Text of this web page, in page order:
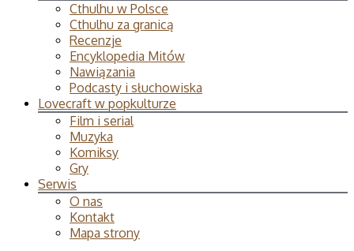
Cthulhu w Polsce
Cthulhu za granicą
Recenzje
Encyklopedia Mitów
Nawiązania
Podcasty i słuchowiska
Lovecraft w popkulturze
Film i serial
Muzyka
Komiksy
Gry
Serwis
O nas
Kontakt
Mapa strony